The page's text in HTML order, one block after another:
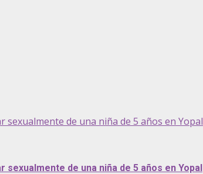
de una niña de 5 años en Yopal
de una niña de 5 años en Yopal